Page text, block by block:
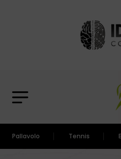
Pallavolo Tennis